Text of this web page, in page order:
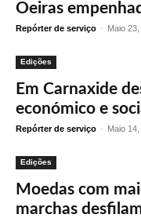
Oeiras
Repórter de serviço - Maio
Edições
Em Carnaxide
económico e
Repórter de serviço - Maio
Edições
Moedas com
marchas